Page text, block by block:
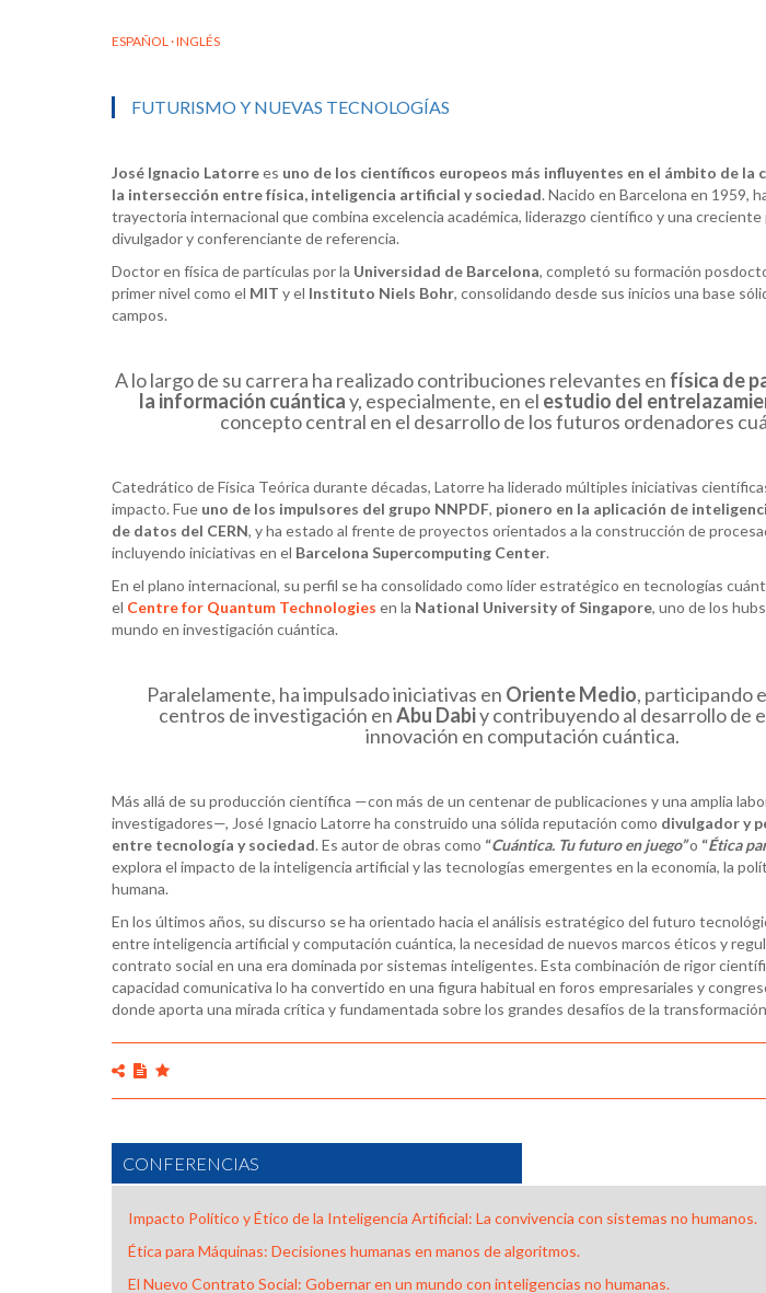
ESPAÑOL · INGLÉS
FUTURISMO Y NUEVAS TECNOLOGÍAS
José Ignacio Latorrees uno de los científicos europeos más influyentes en el ámbito de la
la intersección entre física, inteligencia artificial y sociedad. Nacido en Barcelona en 1959,
trayectoria internacional que combina excelencia académica, liderazgo científico y una
divulgador y conferenciante de referencia.
Doctor en física de partículas por la Universidad de Barcelona, completó su formación
primer nivel como el MIT y el Instituto Niels Bohr, consolidando desde sus inicios una base
campos.
A lo largo de su carrera ha realizado contribuciones relevantes en física de
la información cuánticay, especialmente, en el estudio del
concepto central en el desarrollo de los futuros ordenadores
Catedrático de Física Teórica durante décadas, Latorre ha liderado múltiples iniciativas
impacto. Fue uno de los impulsores del grupo NNPDF, pionero en la aplicación de
de datos del CERN, y ha estado al frente de proyectos orientados a la construcción de
incluyendo iniciativas en el Barcelona Supercomputing Center.
En el plano internacional, su perfil se ha consolidado como líder estratégico en tecnologías
el Centrefor Quantum Technologies en la National University ofSingapore, uno de los
mundo en investigación cuántica.
Paralelamente, ha impulsado iniciativas en Oriente Medio, participando
centros de investigación enAbu Dabiy contribuyendo al desarrollo de
innovación en computación cuántica.
Más allá de su producción científica —con más de un centenar de publicaciones y una amplia
investigadores—, José Ignacio Latorre ha construido una sólida reputación como divulgador y
entre tecnología y sociedad. Es autor de obras como “Cuántica. Tu futuro enjuego”o “Ética
explora el impacto de la inteligencia artificial y las tecnologías emergentes en la economía, la
humana.
En los últimos años, su discurso se ha orientado hacia el análisis estratégico del futuro
entre inteligencia artificial y computación cuántica, la necesidad de nuevos marcos éticos y
contrato social en una era dominada por sistemas inteligentes. Esta combinación de rigor
capacidad comunicativa lo ha convertido en una figura habitual en foros empresariales y
donde aporta una mirada crítica y fundamentada sobre los grandes desafíos de la
CONFERENCIAS
Impacto Político y Ético de la Inteligencia Artificial: La convivencia con sistemas no humanos.
Ética para Máquinas: Decisiones humanas en manos de algoritmos.
El Nuevo Contrato Social: Gobernar en un mundo con inteligencias no humanas.